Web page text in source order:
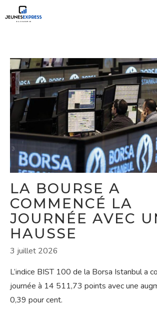
au
LA BOURSE A
COMMENCÉ LA
JOURNÉE AVEC
HAUSSE
3 juillet 2026
L’indice BIST 100 de la Borsa Istanbul a
journée à 14 511,73 points avec une
0,39 pour cent.